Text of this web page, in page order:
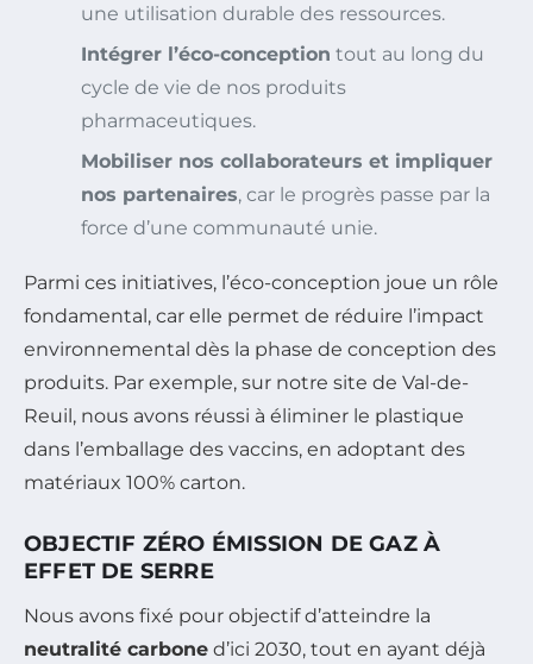
une utilisation durable des ressources.
Intégrer l’éco-conception tout au long du
cycle de vie de nos produits
pharmaceutiques.
Mobiliser nos collaborateurs et impliquer
nos partenaires, car le progrès passe par la
force d’une communauté unie.
Parmi ces initiatives, l’éco-conception joue un rôle
fondamental, car elle permet de réduire l’impact
environnemental dès la phase de conception des
produits. Par exemple, sur notre site de Val-de-
Reuil, nous avons réussi à éliminer le plastique
dans l’emballage des vaccins, en adoptant des
matériaux 100% carton.
OBJECTIF ZÉRO ÉMISSION DE GAZ À
EFFET DE SERRE
Nous avons fixé pour objectif d’atteindre la
neutralité carbone d’ici 2030, tout en ayant déjà